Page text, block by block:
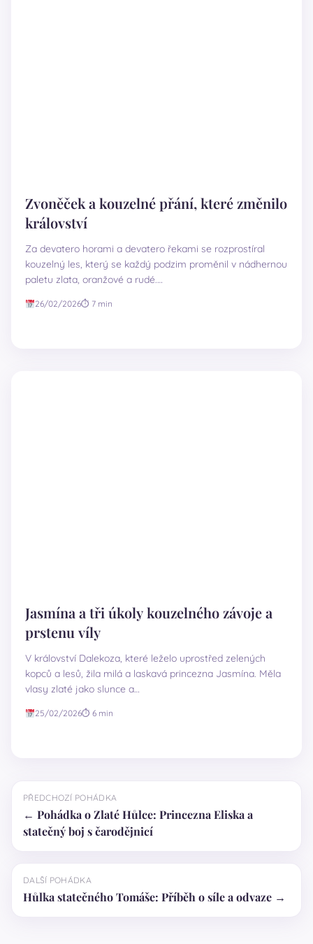
Zvoněček a kouzelné přání, které změnilo
království
Za devatero horami a devatero řekami se rozprostíral
kouzelný les, který se každý podzim proměnil v nádhernou
paletu zlata, oranžové a rudé.…
26/02/2026⏱ 7 min
Jasmína a tři úkoly kouzelného závoje a
prstenu víly
V království Dalekoza, které leželo uprostřed zelených
kopců a lesů, žila milá a laskavá princezna Jasmína. Měla
vlasy zlaté jako slunce a…
25/02/2026⏱ 6 min
PŘEDCHOZÍ POHÁDKA
← Pohádka o Zlaté Hůlce: Princezna Eliska a
statečný boj s čarodějnicí
DALŠÍ POHÁDKA
Hůlka statečného Tomáše: Příběh o síle a odvaze →